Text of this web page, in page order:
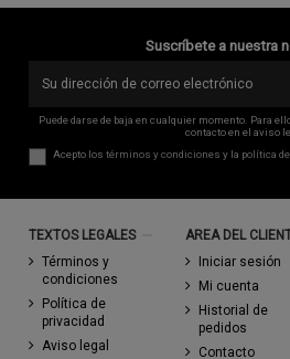
Suscríbete a nuestra
Puede darse de baja en cualquier momento. Para
contacto en el aviso
Acepto lostérminos y condiciones y la política
TEXTOS LEGALES
Términos y
condiciones
Política de
privacidad
Aviso legal
AREA DEL
Iniciar sesión
Mi cuenta
Historial de
pedidos
Contacto